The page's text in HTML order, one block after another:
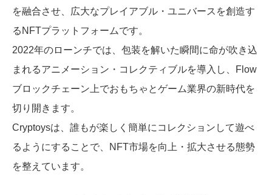
を融合させ、広大なプレイアブル・ユニバースを創造す
るNFTプラットフォームです。
2022年のローンチでは、包装を解いた瞬間に命が吹き込
まれるアニメーション・コレクティブルを導入し、Flow
ブロックチェーン上でおもちゃとゲーム業界の新時代を
切り開きます。
Cryptoysは、誰もが楽しく簡単にコレクションして遊べ
るようにすることで、NFT市場を向上・拡大させる態勢
を整えています。